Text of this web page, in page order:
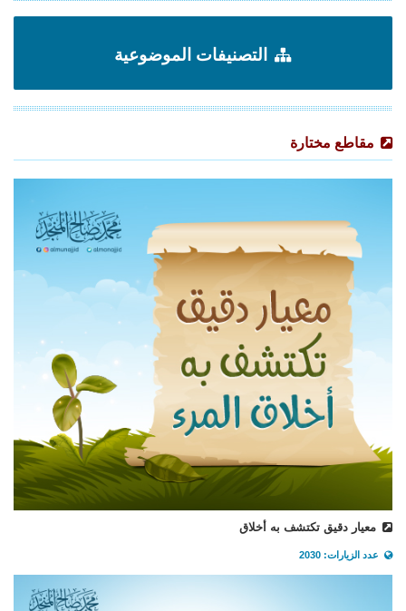
التصنيفات الموضوعية
مقاطع مختارة
معيار دقيق تكتشف به أخلاق
عدد الزيارات: 2030